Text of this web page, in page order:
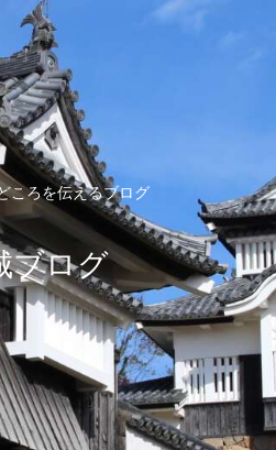
ころを伝えるブログ
ブログ